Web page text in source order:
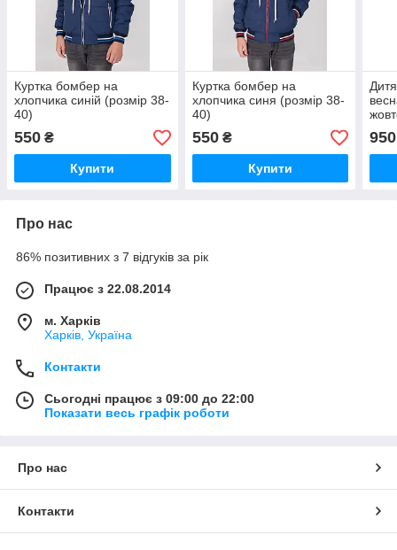
Куртка бомбер на
хлопчика синій (розмір 38-
40)
550 ₴
Купити
Куртка бомбер на
хлопчика синя (розмір 38-
40)
550₴
Купити
950
Про нас
86% позитивних з 7 відгуків за рік
Працює з 22.08.2014
м. Харків
Харків, Україна
Контакти
Сьогодні працює з 09:00 до 22:00
Показати весь графік роботи
Про нас
Контакти